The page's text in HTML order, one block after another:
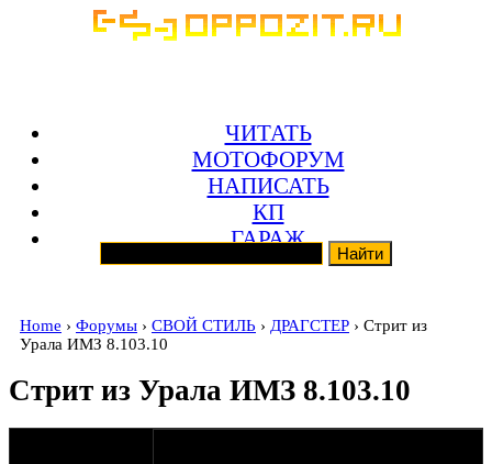
ЧИТАТЬ
МОТОФОРУМ
НАПИСАТЬ
КП
ГАРАЖ
Home › Форумы › СВОЙ СТИЛЬ › ДРАГСТЕР › Стрит из
Урала ИМЗ 8.103.10
Стрит из Урала ИМЗ 8.103.10